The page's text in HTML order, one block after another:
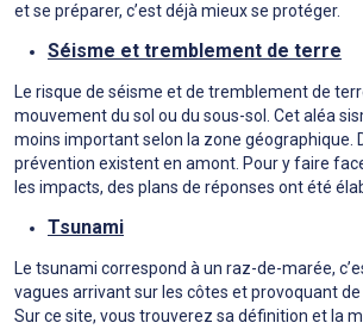
et se préparer, c’est déjà mieux se protéger.
Séisme et tremblement de terre
Le risque de séisme et de tremblement de
mouvement du sol ou du sous-sol. Cet aléa
moins important selon la zone géographique.
prévention existent en amont. Pour y faire
les impacts, des plans de réponses ont été
Tsunami
Le tsunami correspond à un raz-de-marée,
vagues arrivant sur les côtes et provoquant
Sur ce site, vous trouverez sa définition et la